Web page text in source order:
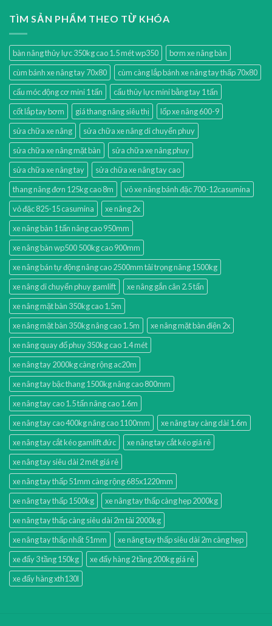
TÌM SẢN PHẨM THEO TỪ KHÓA
bàn nâng thủy lực 350kg cao 1.5 mét wp350
bơm xe nâng bàn
cùm bánh xe nâng tay 70x80
cùm càng lắp bánh xe nâng tay thấp 70x80
cẩu móc động cơ mini 1 tấn
cẩu thủy lực mini bằng tay 1 tấn
cốt lắp tay bơm
giá thang nâng siêu thị
lốp xe nâng 600-9
sửa chữa xe nâng
sửa chữa xe nâng di chuyển phuy
sửa chữa xe nâng mặt bàn
sửa chữa xe nâng phuy
sửa chữa xe nâng tay
sửa chữa xe nâng tay cao
thang nâng đơn 125kg cao 8m
vỏ xe nâng bánh đặc 700-12casumina
vỏ đặc 825-15 casumina
xe nâng 2x
xe nâng bàn 1 tấn nâng cao 950mm
xe nâng bàn wp500 500kg cao 900mm
xe nâng bán tự động nâng cao 2500mm tải trọng nâng 1500kg
xe nâng di chuyển phuy gamlift
xe nâng gắn cân 2.5 tấn
xe nâng mặt bàn 350kg cao 1.5m
xe nâng mặt bàn 350kg nâng cao 1.5m
xe nâng mặt bàn điện 2x
xe nâng quay đổ phuy 350kg cao 1.4 mét
xe nâng tay 2000kg càng rộng ac20m
xe nâng tay bậc thang 1500kg nâng cao 800mm
xe nâng tay cao 1.5 tấn nâng cao 1.6m
xe nâng tay cao 400kg nâng cao 1100mm
xe nâng tay càng dài 1.6m
xe nâng tay cắt kéo gamlift đức
xe nâng tay cắt kéo giá rẻ
xe nâng tay siêu dài 2 mét giá rẻ
xe nâng tay thấp 51mm càng rộng 685x1220mm
xe nâng tay thấp 1500kg
xe nâng tay thấp càng hẹp 2000kg
xe nâng tay thấp càng siêu dài 2m tải 2000kg
xe nâng tay thấp nhất 51mm
xe nâng tay thấp siêu dài 2m càng hẹp
xe đẩy 3 tầng 150kg
xe đẩy hàng 2 tầng 200kg giá rẻ
xe đẩy hàng xth130l